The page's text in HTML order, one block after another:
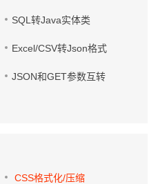
SQL转Java实体类
Excel/CSV转Json格式
JSON和GET参数互转
CSS格式化/压缩